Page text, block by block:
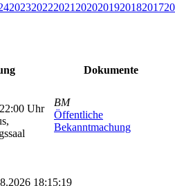
202320222021 2020201920182017
Dokumente
Uhr
BM
Öffentliche
Bekanntmachung
18:15:19